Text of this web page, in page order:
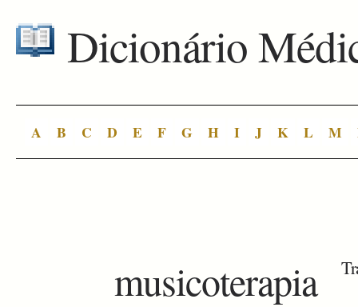
Dicionário
A B C D E F G H I J K L M
musicoterapia